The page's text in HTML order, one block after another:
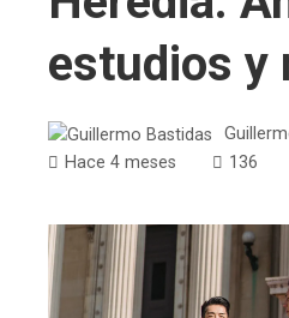
estudios y
Hace 4 meses
136